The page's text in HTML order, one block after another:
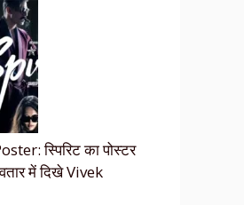
स्पिरिट का पोस्टर
में दिखे Vivek